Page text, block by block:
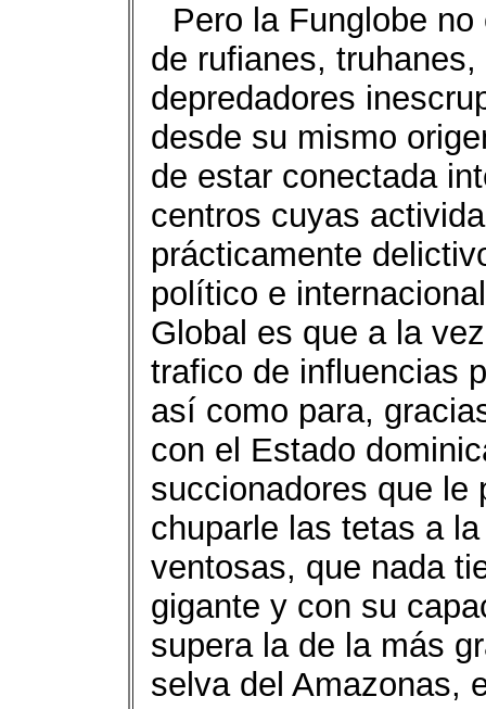
Pero la Funglobe
de rufianes,
depredadores
desde su mismo
de estar conectada
centros cuyas
prácticamente
político e
Global es que a la
trafico de influencias
así como para,
con el Estado
succionadores que le
chuparle las tetas a
ventosas, que nada
gigante y con su
supera la de la más
selva del Amazonas,